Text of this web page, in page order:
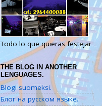
Todo lo que quieras festejar
THE BLOG IN ANOTHER
LENGUAGES.
Blogi suomeksi.
Блог на русском языке.